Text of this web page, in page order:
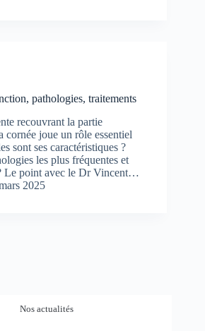
pathologies, traitements
recouvrant la partie
cornée joue un rôle essentiel
sont ses caractéristiques ?
les plus fréquentes et
Le point avec le Dr Vincent…
2025
Nos actualités